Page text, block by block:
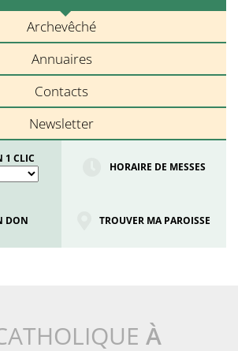
Archevêché
Annuaires
Contacts
Newsletter
1 CLIC
HORAIRE DE MESSES
DON TROUVER MA PAROISSE
À